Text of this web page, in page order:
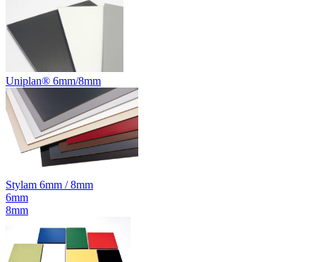
Uniplan® 6mm/8mm
Stylam 6mm / 8mm
6mm
8mm